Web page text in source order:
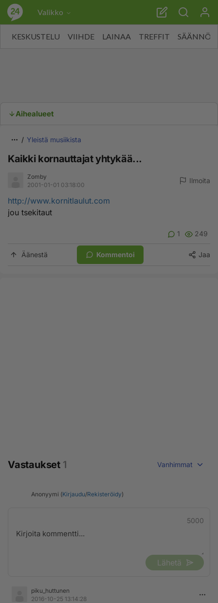
Valikko
KESKUSTELU VIIHDE LAINAA TREFFIT SÄÄNNÖT
Aihealueet
Yleistä musiikista
Kaikki kornauttajat yhtykää...
Zomby
2001-01-01 03:18:00
Ilmoita
http://www.kornitlaulut.com
jou tsekitaut
1 249
Äänestä Kommentoi Jaa
Vastaukset 1 Vanhimmat
Anonyymi (Kirjaudu/Rekisteröidy)
5000
Lähetä
piku_huttunen
2016-10-25 13:14:28